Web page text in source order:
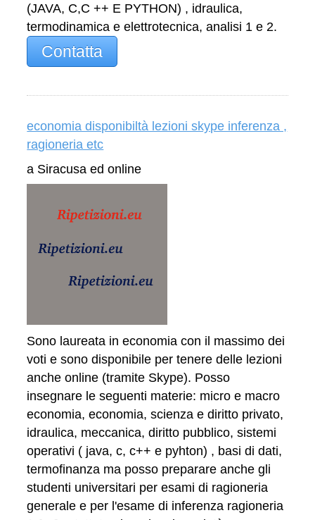
(JAVA, C,C ++ E PYTHON) , idraulica,
termodinamica e elettrotecnica, analisi 1 e 2.
Contatta
economia disponibiltà lezioni skype inferenza ,
ragioneria etc
a Siracusa ed online
Sono laureata in economia con il massimo dei
voti e sono disponibile per tenere delle lezioni
anche online (tramite Skype). Posso
insegnare le seguenti materie: micro e macro
economia, economia, scienza e diritto privato,
idraulica, meccanica, diritto pubblico, sistemi
operativi ( java, c, c++ e pyhton) , basi di dati,
termofinanza ma posso preparare anche gli
studenti universitari per esami di ragioneria
generale e per l'esame di inferenza ragioneria